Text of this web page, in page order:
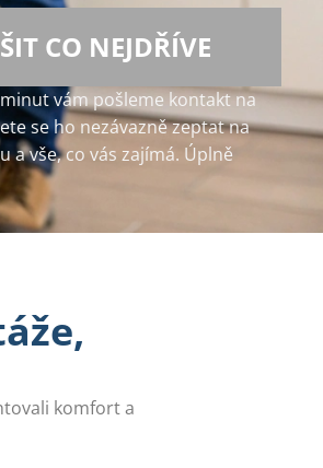
CO NEJDŘÍVE
vám pošleme kontakt na
se ho nezávazně zeptat na
a vše, co vás zajímá. Úplně
komfort a